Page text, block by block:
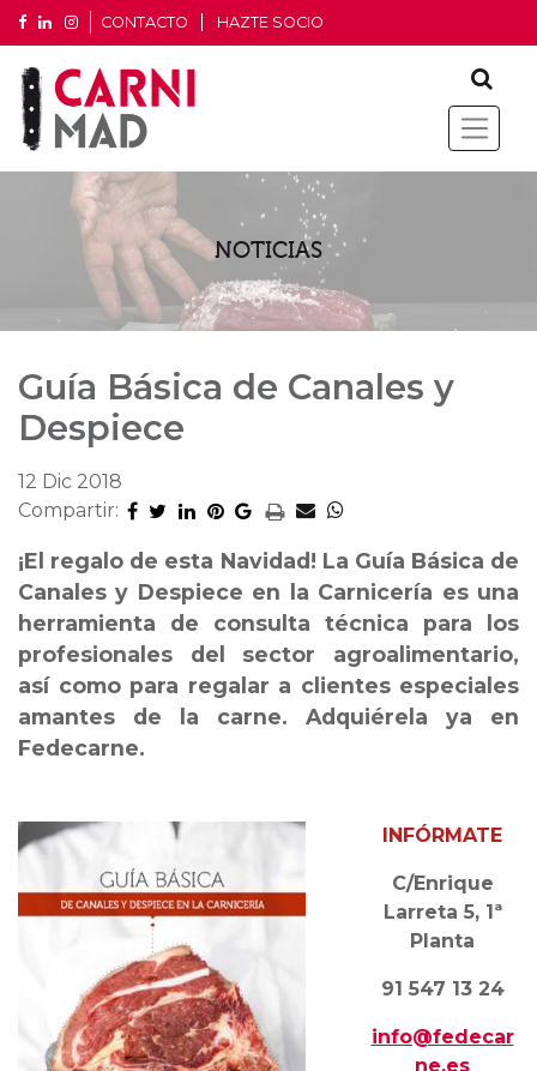
CONTACTO HAZTE SOCIO
NOTICIAS
Guía Básica de Canales y
Despiece
12 Dic 2018
Compartir:
¡El regalo de esta Navidad! La Guía Básica de
Canales y Despiece en la Carnicería es una
herramienta de consulta técnica para los
profesionales del sector agroalimentario,
así como para regalar a clientes especiales
amantes de la carne. Adquiérela ya en
Fedecarne.
INFÓRMATE
C/Enrique
Larreta 5, 1ª
Planta
91 547 13 24
info@fedecar
ne.es